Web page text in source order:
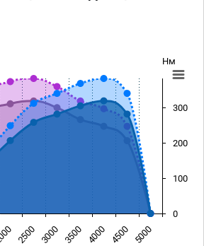
Нм
2500 3000 3500 4000 4500 5000
0
100
200
300